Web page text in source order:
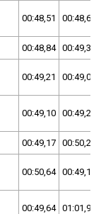
00:48,51 00:48,65
00:48,84 00:49,37
00:49,21 00:49,05
00:49,10 00:49,23
00:49,17 00:50,23
00:50,64 00:49,18
00:49,64 01:01,97